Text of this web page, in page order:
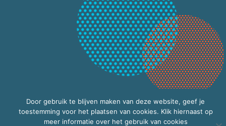
Door gebruik te blijven maken van deze website, geef je
toestemming voor het plaatsen van cookies. Klik hiernaast op
meer informatie over het gebruik van cookies